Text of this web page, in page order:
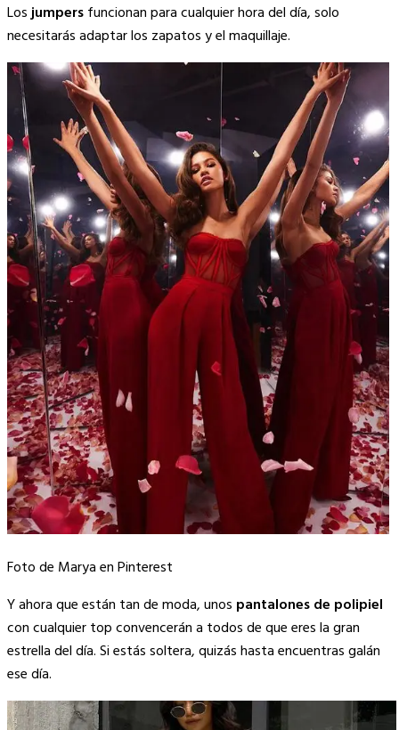
Losjumpersfuncionan para cualquier hora del día, solo
necesitarás adaptar los zapatos y el maquillaje.
Foto de Marya en Pinterest
Y ahora que están tan de moda, unos pantalones de polipiel
con cualquier top convencerán a todos de que eres la gran
estrella del día. Si estás soltera, quizás hasta encuentras galán
ese día.